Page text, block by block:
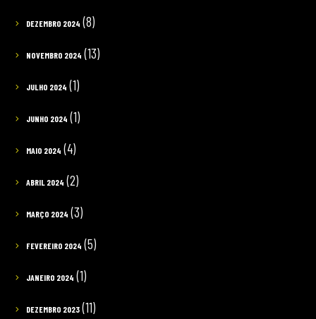
DEZEMBRO 2024 (8)
NOVEMBRO 2024 (13)
JULHO 2024 (1)
JUNHO 2024 (1)
MAIO 2024 (4)
ABRIL 2024 (2)
MARÇO 2024 (3)
FEVEREIRO 2024 (5)
JANEIRO 2024 (1)
DEZEMBRO 2023(11)